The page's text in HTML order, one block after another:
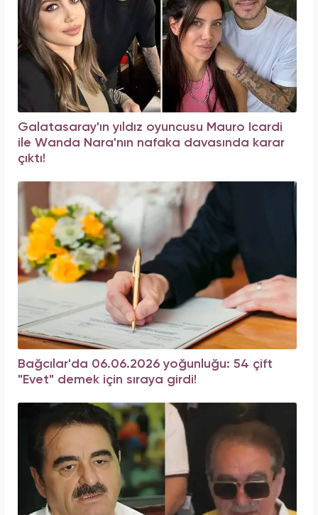
Galatasaray'ın yıldız oyuncusu Mauro Icardi
ile Wanda Nara'nın nafaka davasında karar
çıktı!
Bağcılar'da 06.06.2026 yoğunluğu: 54 çift
"Evet" demek için sıraya girdi!